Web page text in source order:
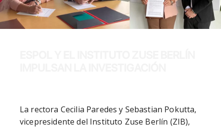
La rectora Cecilia Paredes y Sebastian Pokutta,
vicepresidente del Instituto Zuse Berlín (ZIB),